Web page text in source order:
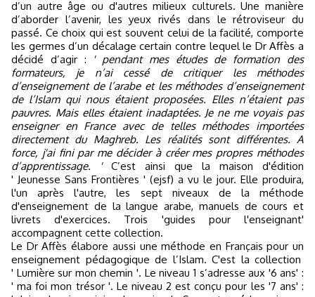
d’un autre âge ou d'autres milieux culturels. Une manière
d’aborder l’avenir, les yeux rivés dans le rétroviseur du
passé. Ce choix qui est souvent celui de la facilité, comporte
les germes d’un décalage certain contre lequel le Dr Affès a
décidé d’agir :
' pendant mes études de formation des
formateurs, je n’ai cessé de critiquer les méthodes
d’enseignement de l’arabe et les méthodes d’enseignement
de l’Islam qui nous étaient proposées. Elles n’étaient pas
pauvres. Mais elles étaient inadaptées. Je ne me voyais pas
enseigner en France avec de telles méthodes importées
directement du Maghreb. Les réalités sont différentes. A
force, j'ai fini par me décider à créer mes propres méthodes
d’apprentissage. ' C’est ainsi que la maison d'édition
' Jeunesse Sans Frontières ' (ejsf) a vu le jour. Elle produira,
l'un après l'autre, les sept niveaux de la méthode
d'enseignement de la langue arabe, manuels de cours et
livrets d'exercices. Trois 'guides pour l'enseignant'
accompagnent cette collection.
Le Dr Affès élabore aussi une méthode en Français pour un
enseignement pédagogique de l’Islam. C'est la collection
' Lumière sur mon chemin '. Le niveau 1 s’adresse aux '6 ans' :
' ma foi mon trésor '. Le niveau 2 est conçu pour les '7 ans' :